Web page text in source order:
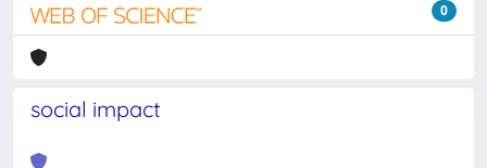
0
social impact